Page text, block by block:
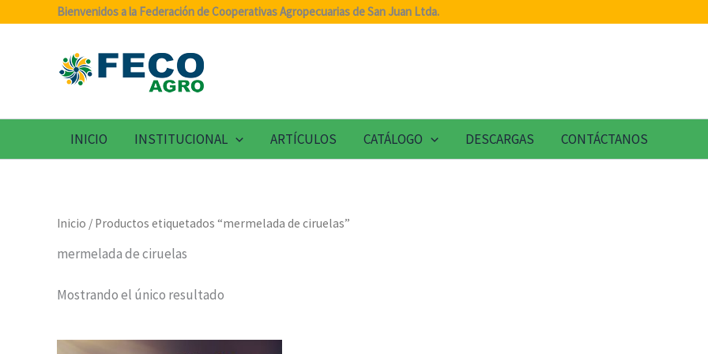
Bienvenidos a la Federación de Cooperativas Agropecuarias de San Juan Ltda.
INICIO INSTITUCIONAL ARTÍCULOS CATÁLOGO DESCARGAS CONTÁCTANOS
Inicio / Productos etiquetados “mermelada de ciruelas”
mermelada de ciruelas
Mostrando el único resultado